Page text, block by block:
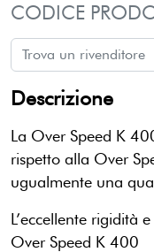
CODICE
Descrizione
La Over Speed K
rispetto alla Over
ugualmente una
L’eccellente rigidità
Over Speed K 400